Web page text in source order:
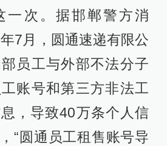
一次。据邯郸警方消
7月，圆通速递有限公
员工与外部不法分子
账号和第三方非法工
，导致40万条个人信
“圆通员工租售账号导